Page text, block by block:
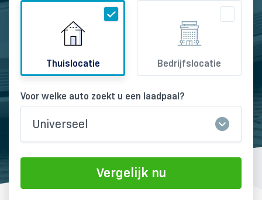
Thuislocatie Bedrijfslocatie
Voor welke auto zoekt u een laadpaal?
Universeel
Vergelijk nu